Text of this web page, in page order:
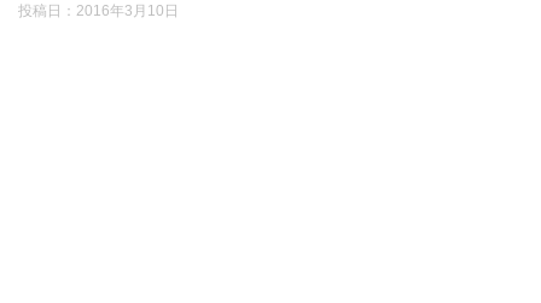
投稿日： 2016年3月10日